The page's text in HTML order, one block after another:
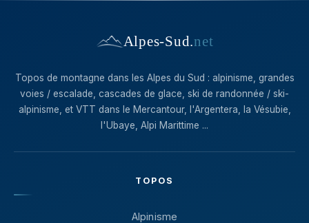
Alpes-Sud.net
Topos de montagne dans les Alpes du Sud : alpinisme, grandes
voies / escalade, cascades de glace, ski de randonnée / ski-
alpinisme, et VTT dans le Mercantour, l'Argentera, la Vésubie,
l'Ubaye, Alpi Marittime ...
TOPOS
Alpinisme